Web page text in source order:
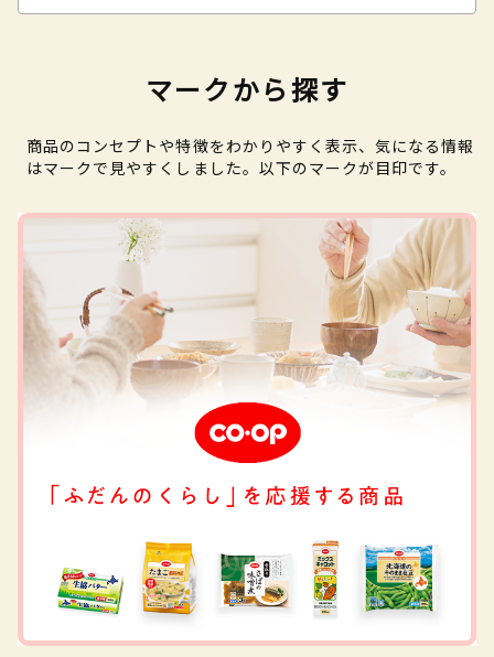
マークから探す
商品のコンセプトや特徴をわかりやすく表示、気になる情報
はマークで見やすくしました。以下のマークが目印です。